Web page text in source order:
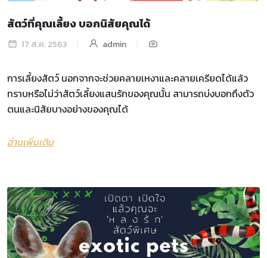
สัตว์ที่คุณเลี้ยง บอกนิสัยคุณได้
17 ส.ค. 2563 admin
การเลี้ยงสัตว์ นอกจากจะช่วยคลายเหงาและคลายเครียดได้แล้ว
ทราบหรือไม่ว่าสัตว์เลี้ยงแสนรักของคุณนั้น สามารถบ่งบอกถึงตัว
ตนและนิสัยบางอย่างของคุณได้
อ่านเพิ่มเติม